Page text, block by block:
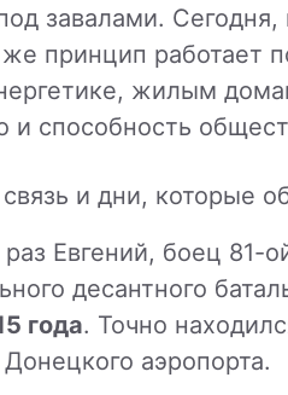
завалами.
принцип работает
жилым
и способность
и дни, которые
Евгений, боец 81-
десантного
года. Точно
аэропорта.